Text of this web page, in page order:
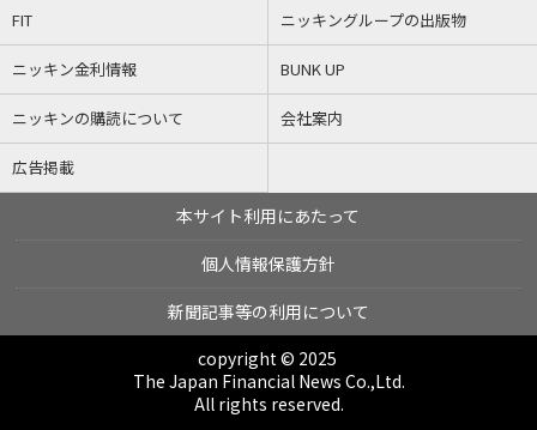
FIT ニッキングループの出版物
ニッキン金利情報 BUNK UP
ニッキンの購読について 会社案内
広告掲載
本サイト利用にあたって
個人情報保護方針
新聞記事等の利用について
copyright © 2025
The Japan Financial News Co.,Ltd.
All rights reserved.